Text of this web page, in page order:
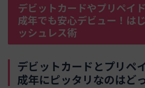
デビットカードやプリペイ
成年でも安心デビュー！は
ッシュレス術
デビットカードとプリペ
成年にピッタリなのはど